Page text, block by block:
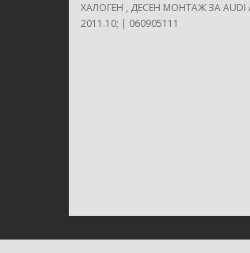
ХАЛОГЕН , ДЕСЕН МОНТАЖ ЗА AUDI
2011.10; | 060905111